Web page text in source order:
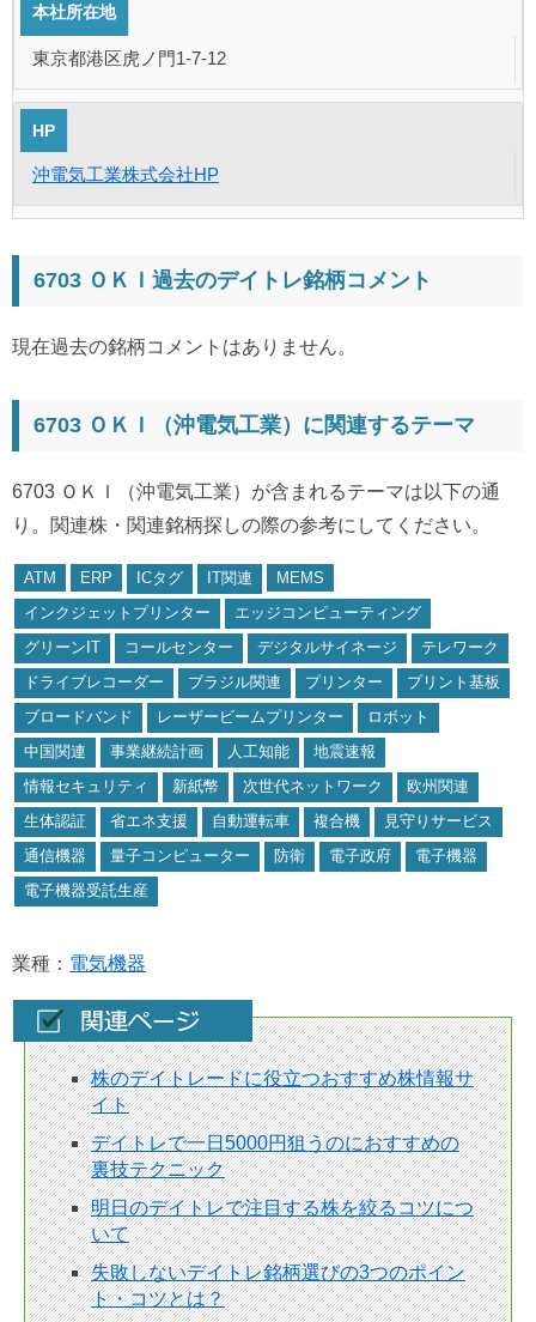
本社所在地
東京都港区虎ノ門1-7-12
HP
沖電気工業株式会社HP
6703 ＯＫＩ過去のデイトレ銘柄コメント
現在過去の銘柄コメントはありません。
6703 ＯＫＩ（沖電気工業）に関連するテーマ
6703 ＯＫＩ（沖電気工業）が含まれるテーマは以下の通
り。関連株・関連銘柄探しの際の参考にしてください。
ATM ERP ICタグ IT関連
MEMS
インクジェットプリンター
エッジコンピューティング
グリーンIT
コールセンター デジタルサイネージ
テレワーク
ドライブレコーダー
ブラジル関連 プリンター
プリント基板
ブロードバンド
レーザービームプリンター
ロボット
中国関連
事業継続計画 人工知能
地震速報
情報セキュリティ
新紙幣 次世代ネットワーク
欧州関連
生体認証
省エネ支援 自動運転車 複合機
見守りサービス
通信機器
量子コンピューター 防衛 電子政府
電子機器
電子機器受託生産
業種： 電気機器
株のデイトレードに役立つおすすめ株情報サ
イト
デイトレで一日5000円狙うのにおすすめの
裏技テクニック
明日のデイトレで注目する株を絞るコツにつ
いて
失敗しないデイトレ銘柄選びの3つのポイン
ト・コツとは？